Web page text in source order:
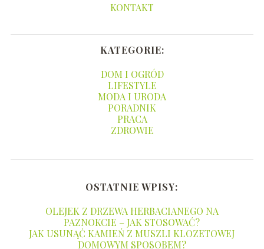
KONTAKT
KATEGORIE:
DOM I OGRÓD
LIFESTYLE
MODA I URODA
PORADNIK
PRACA
ZDROWIE
OSTATNIE WPISY:
OLEJEK Z DRZEWA HERBACIANEGO NA
PAZNOKCIE – JAK STOSOWAĆ?
JAK USUNĄĆ KAMIEŃ Z MUSZLI KLOZETOWEJ
DOMOWYM SPOSOBEM?